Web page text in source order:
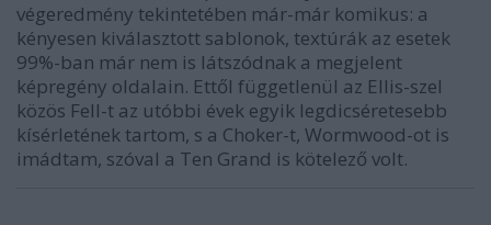
végeredmény tekintetében már-már komikus: a
kényesen kiválasztott sablonok, textúrák az esetek
99%-ban már nem is látszódnak a megjelent
képregény oldalain. Ettől függetlenül az Ellis-szel
közös Fell-t az utóbbi évek egyik legdicséretesebb
kísérletének tartom, s a Choker-t, Wormwood-ot is
imádtam, szóval a Ten Grand is kötelező volt.